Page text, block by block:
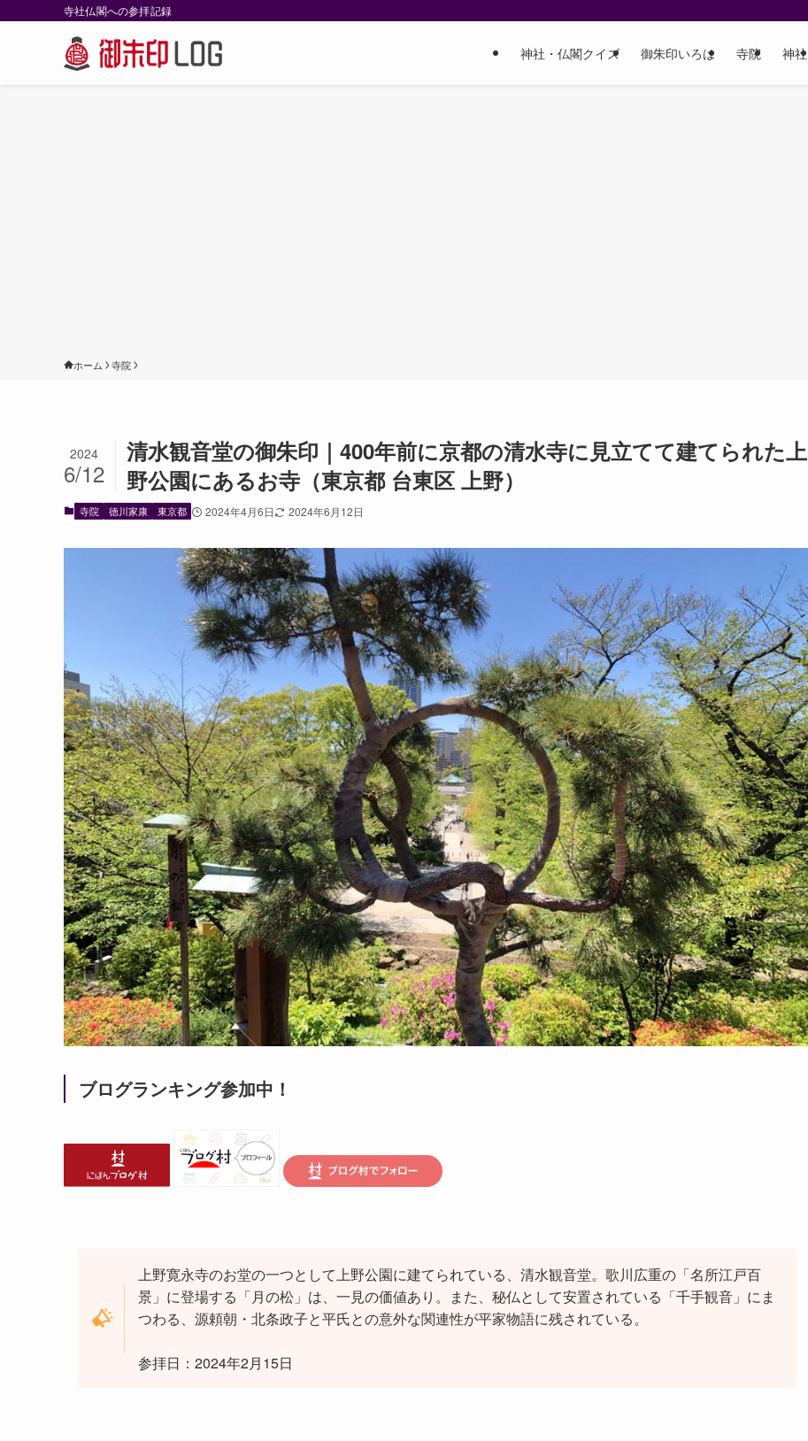
寺社仏閣への参拝記録
神社・仏閣クイズ 御朱印いろは 寺院 神社
ホーム 寺院
清水観音堂の御朱印｜400年前に京都の清水寺に見立てて建てられた上
野公園にあるお寺（東京都 台東区 上野）
2024
6/12
寺院 徳川家康 東京都 2024年4月6日 2024年6月12日
ブログランキング参加中！
上野寛永寺のお堂の一つとして上野公園に建てられている、清水観音堂。歌川広重の「名所江戸百
景」に登場する「月の松」は、一見の価値あり。また、秘仏として安置されている「千手観音」にま
つわる、源頼朝・北条政子と平氏との意外な関連性が平家物語に残されている。
参拝日：2024年2月15日